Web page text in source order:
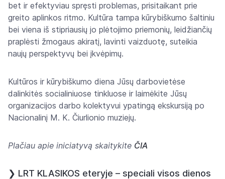
bet ir efektyviau spręsti problemas, prisitaikant prie
greito aplinkos ritmo. Kultūra tampa kūrybiškumo šaltiniu
bei viena iš stipriausių jo plėtojimo priemonių, leidžiančių
praplėsti žmogaus akiratį, lavinti vaizduotę, suteikia
naujų perspektyvų bei įkvėpimų.
Kultūros ir kūrybiškumo diena Jūsų darbovietėse
dalinkitės socialiniuose tinkluose ir laimėkite Jūsų
organizacijos darbo kolektyvui ypatingą ekskursiją po
Nacionalinį M. K. Čiurlionio muziejų.
Plačiau apie iniciatyvą skaitykite ČIA
❯ LRT KLASIKOS eteryje – speciali visos dienos